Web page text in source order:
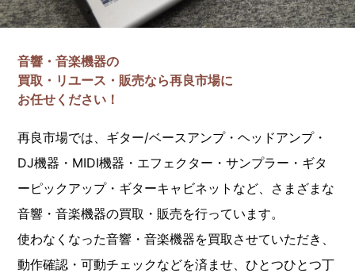
音響・音楽機器の
買取・リユース・販売なら再良市場に
お任せください！
再良市場では、ギター/ベースアンプ・ヘッドアンプ・
DJ機器・MIDI機器・エフェクター・サンプラー・ギタ
ーピックアップ・ギターキャビネットなど、さまざまな
音響・音楽機器の買取・販売を行っています。
使わなくなった音響・音楽機器を買取させていただき、
動作確認・可動チェックなどを済ませ、ひとつひとつ丁